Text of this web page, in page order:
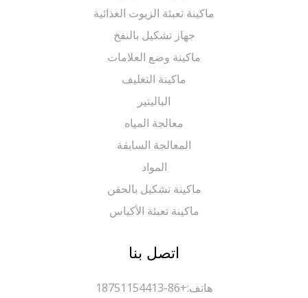
ماكينة تعبئة الزيوت الغذائية
جهاز تشكيل بالنفخ
ماكينة وضع العلامات
ماكينة التغليف
الباليتير
معالجة المياه
المعالجة السابقة
ماكينة تشكيل بالحقن
ماكينة تعبئة الأكياس
اتصل بنا
+86-18751154413